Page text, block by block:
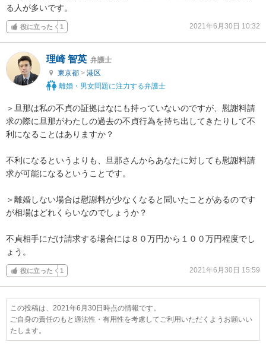
る人が多いです。
役に立った 1 2021年6月30日 10:32
理崎 智英 弁護士
東京都 > 港区
離婚・男女問題に注力する弁護士
＞旦那は私の不貞の証拠はなにも持っていないのですが、慰謝料請
求の際に旦那がわたしの過去の不貞行為を持ち出してきたりして不
利になることはありますか？
不利になるというよりも、旦那さんからあなたに対しても慰謝料請
求が可能になるということです。
＞離婚しない場合は慰謝料が少なくなると聞いたことがあるのです
が相場はどれくらいなのでしょうか？
不貞相手にだけ請求する場合には８０万円から１００万円程度でし
ょう。
役に立った 1 2021年6月30日 15:59
この投稿は、2021年6月30日時点の情報です。
ご自身の責任のもと適法性・有用性を考慮してご利用いただくようお願いい
たします。